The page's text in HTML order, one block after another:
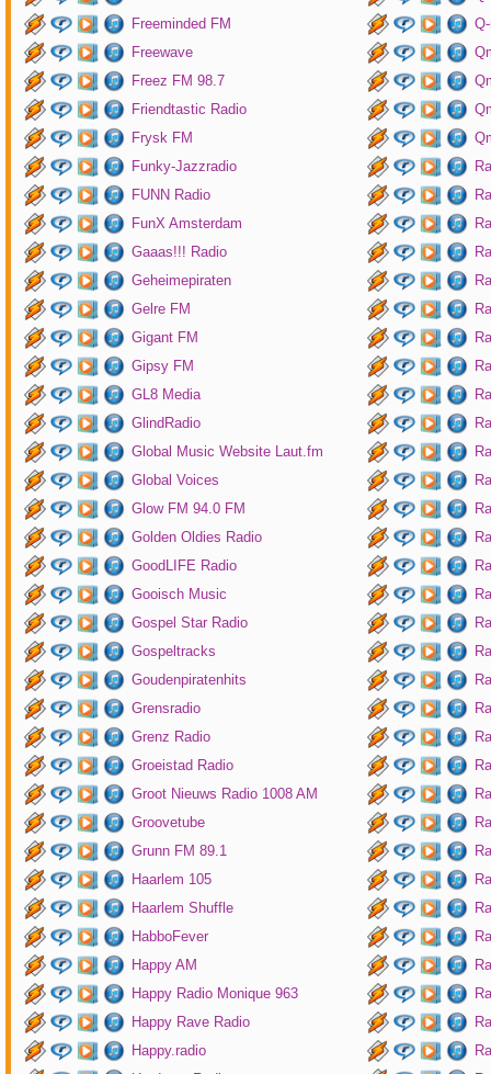
Freeminded FM
Freewave
Freez FM 98.7
Friendtastic Radio
Frysk FM
Funky-Jazzradio
FUNN Radio
FunX Amsterdam
Gaaas!!! Radio
Geheimepiraten
Gelre FM
Gigant FM
Gipsy FM
GL8 Media
GlindRadio
Global Music Website Laut.fm
Global Voices
Glow FM 94.0 FM
Golden Oldies Radio
GoodLIFE Radio
Gooisch Music
Gospel Star Radio
Gospeltracks
Goudenpiratenhits
Grensradio
Grenz Radio
Groeistad Radio
Groot Nieuws Radio 1008 AM
Groovetube
Grunn FM 89.1
Haarlem 105
Haarlem Shuffle
HabboFever
Happy AM
Happy Radio Monique 963
Happy Rave Radio
Happy.radio